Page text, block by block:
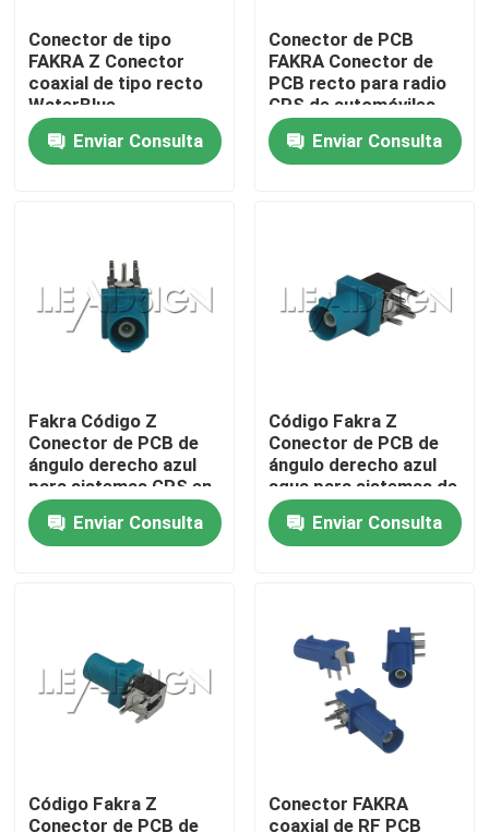
Productos
Vídeos
Tour por la fábrica
Control de calidad
Solicitar presupuesto
Conector del PWB de FAKRA
Conector de tipo
FAKRA Z Conector
coaxial de tipo recto
WaterBlue
Enviar Consulta
Conector de PCB
FAKRA Conector de
PCB recto para radio
GPS de automóviles
Enviar Consulta
Fakra Código Z
Conector de PCB de
ángulo derecho azul
para sistemas GPS en
el vehículo
Enviar Consulta
Código Fakra Z
Conector de PCB de
ángulo derecho azul
agua para sistemas de
infoentretenimiento
Enviar Consulta
Código Fakra Z
Conector de PCB de
Conector FAKRA
coaxial de RF PCB